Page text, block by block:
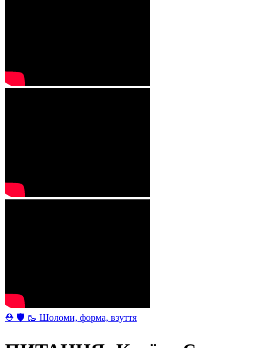
⛑ 🛡 🥾 Шоломи, форма, взуття